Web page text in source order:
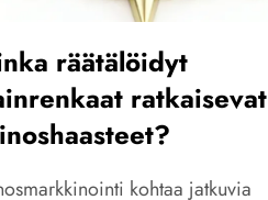
räätälöidyt
ratkaisevat
kohtaa jatkuvia